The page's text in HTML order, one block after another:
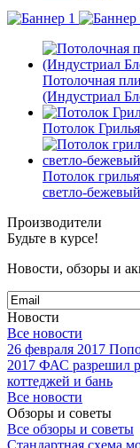
Потолочная
(Индустриал
Потолок
Потолок
светло-
Производители
Будьте в курсе!
Новости, обзоры и
Новости
Все новости
26 февраля 2017
2017 ФАС разрешил
коттеджей и бань
Все новости
Обзоры и советы
Все обзоры и советы
Стандартная схема